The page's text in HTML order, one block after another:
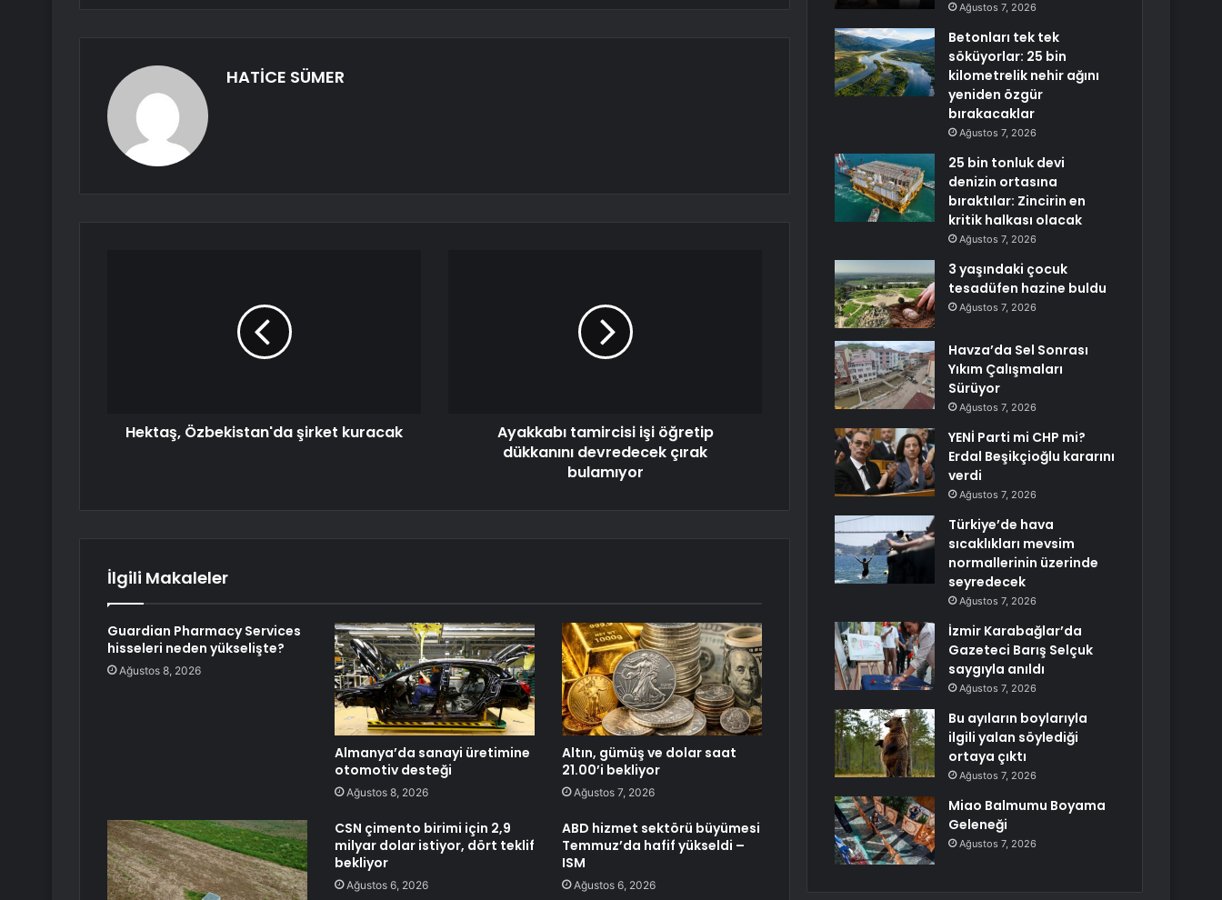
HATİCE SÜMER
Hektaş, Özbekistan'da şirket kuracak
Ayakkabı tamircisi işi öğretip
dükkanını devredecek çırak
bulamıyor
İlgili Makaleler
Guardian Pharmacy Services
hisseleri neden yükselişte?
Ağustos 8, 2026
Almanya’da sanayi üretimine
otomotiv desteği
Ağustos 8, 2026
Altın, gümüş ve dolar saat
21.00’i bekliyor
Ağustos 7, 2026
CSN çimento birimi için 2,9
milyar dolar istiyor, dört teklif
bekliyor
Ağustos 6, 2026
ABD hizmet sektörü büyümesi
Temmuz’da hafif yükseldi –
ISM
Ağustos 6, 2026
Ağustos 7, 2026
Betonları tek tek
söküyorlar: 25 bin
kilometrelik nehir ağını
yeniden özgür
bırakacaklar
Ağustos 7, 2026
25 bin tonluk devi
denizin ortasına
bıraktılar: Zincirin en
kritik halkası olacak
Ağustos 7, 2026
3 yaşındaki çocuk
tesadüfen hazine buldu
Ağustos 7, 2026
Havza’da Sel Sonrası
Yıkım Çalışmaları
Sürüyor
Ağustos 7, 2026
YENİ Parti mi CHP mi?
Erdal Beşikçioğlu kararını
verdi
Ağustos 7, 2026
Türkiye’de hava
sıcaklıkları mevsim
normallerinin üzerinde
seyredecek
Ağustos 7, 2026
İzmir Karabağlar’da
Gazeteci Barış Selçuk
saygıyla anıldı
Ağustos 7, 2026
Bu ayıların boylarıyla
ilgili yalan söylediği
ortaya çıktı
Ağustos 7, 2026
Miao Balmumu Boyama
Geleneği
Ağustos 7, 2026